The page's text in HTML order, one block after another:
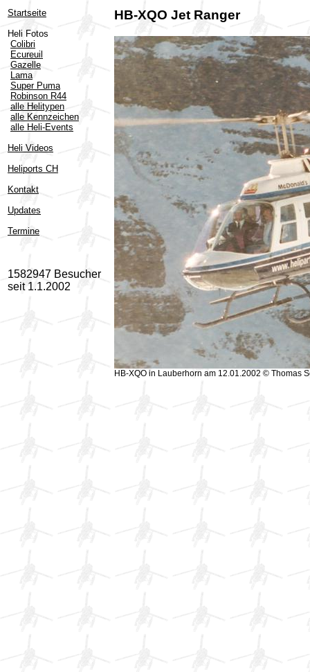
Startseite
Heli Fotos
Colibri
Ecureuil
Gazelle
Lama
Super Puma
Robinson R44
alle Helitypen
alle Kennzeichen
alle Heli-Events
Heli Videos
Heliports CH
Kontakt
Updates
Termine
1582947 Besucher
seit 1.1.2002
HB-XQO Jet Ranger
HB-XQO in Lauberhorn am 12.01.2002 © Thomas